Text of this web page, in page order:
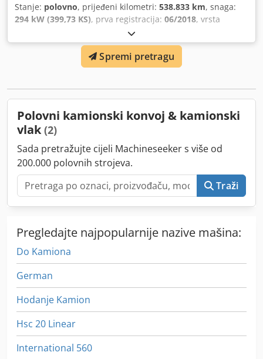
Stanje: polovno, prijeđeni kilometri: 538.833 km, snaga:
294 kW (399,73 KS), prva registracija: 06/2018, vrsta
, konfiguracija osovina:
pregled (TÜV):06/2027, kočnice:kočenje motorom, tip
automatski, emisijska klasa:Euro 6
, dimenzija prednje gume:315/70/R22.5
broj kreveta:1, Oprema:ABS, klima-uređaj, komprimirani
tempomat, ugrađeni računar,
Spremi pretragu
Polovni kamionski konvoj & kamionski
vlak (2)
Sada pretražujte cijeli Machineseeker s više od
200.000 polovnih strojeva.
Traži
Pregledajte najpopularnije nazive mašina:
Do Kamiona
German
Hodanje Kamion
Hsc 20 Linear
International 560